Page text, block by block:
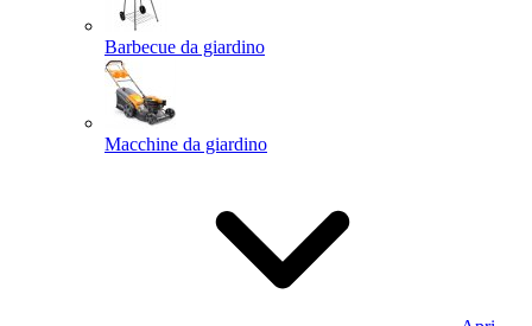
Barbecue da giardino
Macchine da giardino